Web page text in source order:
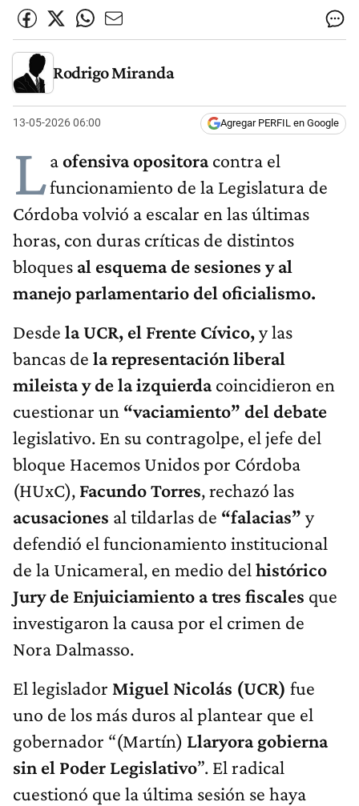
Rodrigo Miranda
13-05-2026 06:00 Agregar PERFIL en Google
Laofensiva opositoracontra el
funcionamiento de la Legislatura de
Córdoba volvió a escalar en las últimas
horas, con duras críticas de distintos
bloques al esquema de sesiones y al
manejo parlamentario del oficialismo.
Desde la UCR, el Frente Cívico,y las
bancas de la representación liberal
mileista y de la izquierdacoincidieron en
cuestionar un “vaciamiento” del debate
legislativo. En su contragolpe, el jefe del
bloque Hacemos Unidos por Córdoba
(HUxC), Facundo Torres, rechazó las
acusaciones al tildarlas de “falacias” y
defendió el funcionamiento institucional
de la Unicameral, en medio del histórico
Jury de Enjuiciamiento a tres fiscales que
investigaron la causa por el crimen de
Nora Dalmasso.
El legislador Miguel Nicolás (UCR) fue
uno de los más duros al plantear que el
gobernador “(Martín) Llaryora gobierna
sin el Poder Legislativo”. El radical
cuestionó que la última sesión se haya